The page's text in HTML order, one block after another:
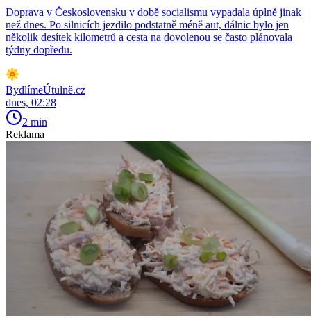
Doprava v Československu v době socialismu vypadala úplně jinak
než dnes. Po silnicích jezdilo podstatně méně aut, dálnic bylo jen
několik desítek kilometrů a cesta na dovolenou se často plánovala
týdny dopředu.
BydlímeÚtulně.cz
dnes, 02:28
2 min
Reklama